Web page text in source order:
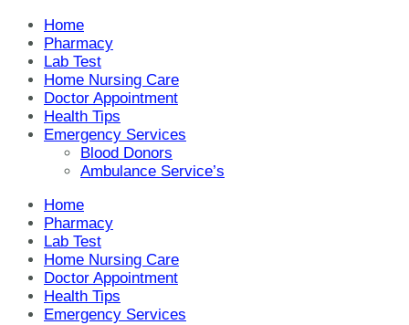
Home
Pharmacy
Lab Test
Home Nursing Care
Doctor Appointment
Health Tips
Emergency Services
Blood Donors
Ambulance Service’s
Home
Pharmacy
Lab Test
Home Nursing Care
Doctor Appointment
Health Tips
Emergency Services